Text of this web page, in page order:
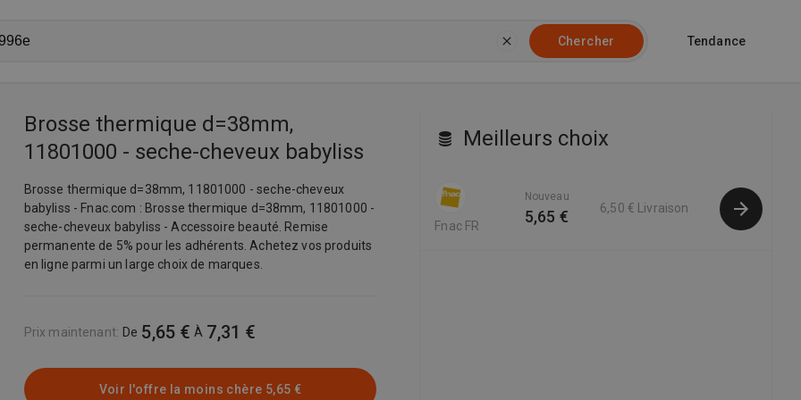
Chercher Tendance
Brosse thermique d=38mm,
11801000 - seche-cheveux babyliss
Brosse thermique d=38mm, 11801000 - seche-cheveux
babyliss - Fnac.com : Brosse thermique d=38mm, 11801000 -
seche-cheveux babyliss - Accessoire beauté. Remise
permanente de 5% pour les adhérents. Achetez vos produits
en ligne parmi un large choix de marques.
Prix maintenant: De 5,65 € À 7,31 €
Voir l'offre la moins chère 5,65 €
Meilleurs choix
Fnac FR
Nouveau
5,65 € 6,50 € Livraison